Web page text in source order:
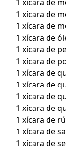
1 xícara de
1 xícara de
1 xícara de
1 xícara de
1 xícara de
1 xícara de
1 xícara de
1 xícara de
1 xícara de
1 xícara de
1 xícara de
1 xícara de
1 xícara de